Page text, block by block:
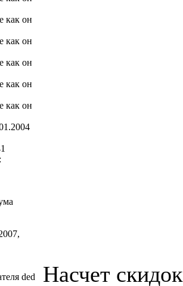
Насчет